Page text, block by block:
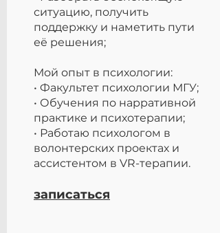
ситуацию, получить
поддержку и наметить пути
её решения;
Мой опыт в психологии:
• Факультет психологии МГУ;
• Обучения по нарративной
практике и психотерапии;
• Работаю психологом в
волонтерских проектах и
ассистентом в VR-терапии.
записаться